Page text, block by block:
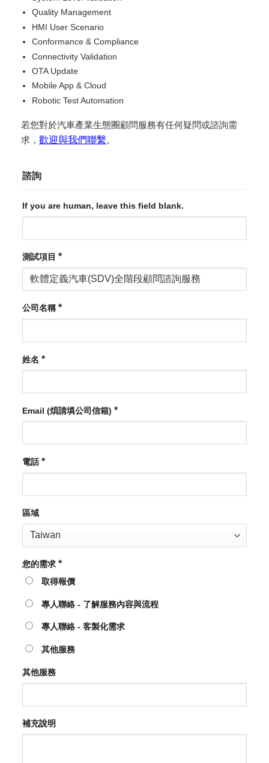
Quality Management
HMI User Scenario
Conformance & Compliance
Connectivity Validation
OTA Update
Mobile App & Cloud
Robotic Test Automation
若您對於汽車產業生態圈顧問服務有任何疑問或諮詢需
求， 歡迎與我們聯繫。
諮詢
If you are human, leave this field blank.
測試項目 *
公司名稱*
姓名 *
Email (煩請填公司信箱) *
電話*
區域
您的需求 *
取得報價
專人聯絡 - 了解服務內容與流程
專人聯絡 - 客製化需求
其他服務
其他服務
補充說明